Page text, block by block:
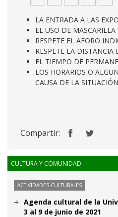
LA ENTRADA A LAS
EL USO DE
RESPETE EL AFORO
RESPETE LA DISTANCIA
EL TIEMPO DE
LOS HORARIOS O
CAUSA DE LA
Compartir:
CULTURA Y COMUNIDAD
ACTIVIDADES CULTURALES
Agenda cultural de la
3 al 9 de junio de 2021